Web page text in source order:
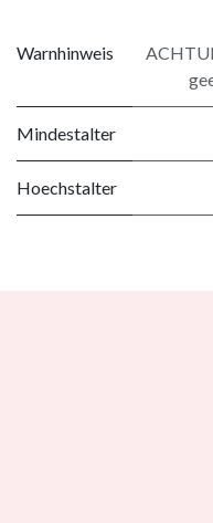
Warnhinweis
Mindestalter
Hoechstalter